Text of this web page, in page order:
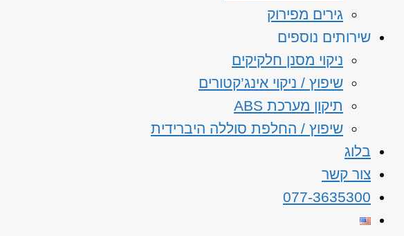
גירים מפירוק
שירותים נוספים
ניקוי מסנן חלקיקים
שיפוץ / ניקוי אינג’קטורים
תיקון מערכת ABS
שיפוץ / החלפת סוללה היברידית
בלוג
צור קשר
077-3635300